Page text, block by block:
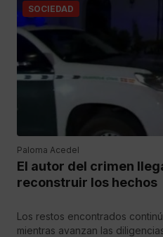
SOCIEDAD
Paloma Acedel
El autor del crimen
reconstruir los hechos
Los restos encontrados
mientras avanzan las